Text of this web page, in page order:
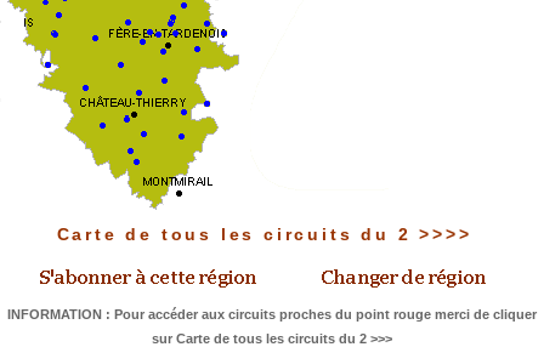
Carte de tous les circuits du 2 >>>>
INFORMATION : Pour accéder aux circuits proches du point rouge merci de cliquer
sur Carte de tous les circuits du 2 >>>